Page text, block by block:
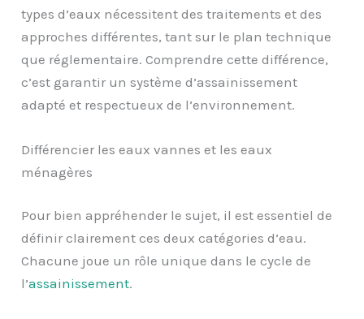
types d’eaux nécessitent des traitements et des
approches différentes, tant sur le plan technique
que réglementaire. Comprendre cette différence,
c’est garantir un système d’assainissement
adapté et respectueux de l’environnement.
Différencier les eaux vannes et les eaux
ménagères
Pour bien appréhender le sujet, il est essentiel de
définir clairement ces deux catégories d’eau.
Chacune joue un rôle unique dans le cycle de
l’assainissement.